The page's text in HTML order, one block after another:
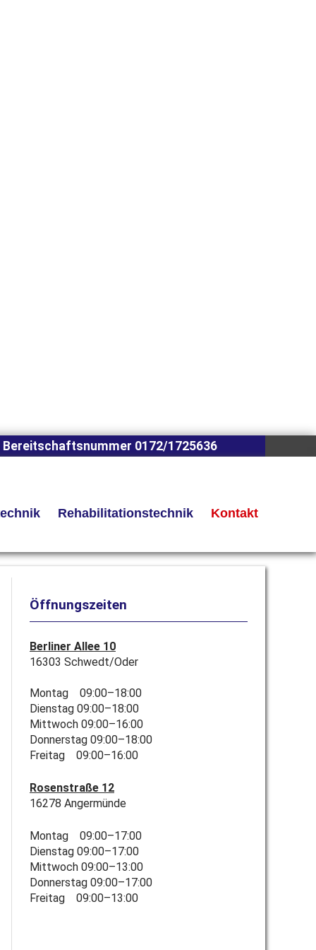
Bereitschaftsnummer 0172/1725636
Rehabilitationstechnik Kontakt
Öffnungszeiten
Berliner Allee 10
16303 Schwedt/Oder
Montag 09:00–18:00
Dienstag 09:00–18:00
Mittwoch 09:00–16:00
Donnerstag 09:00–18:00
Freitag 09:00–16:00
Rosenstraße 12
16278 Angermünde
Montag 09:00–17:00
Dienstag 09:00–17:00
Mittwoch 09:00–13:00
Donnerstag 09:00–17:00
Freitag 09:00–13:00